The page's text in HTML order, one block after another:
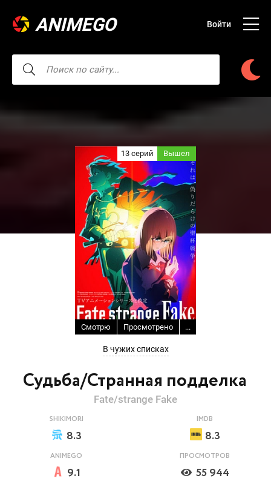
ANIMEGO Войти
Судьба/Странная подделка
13 серий Вышел
Смотрю Просмотрено ...
В чужих списках
Fate/strange Fake
SHIKIMORI
8.3
IMDB
8.3
ANIMEGO
9.1
ПРОСМОТРОВ
55 944